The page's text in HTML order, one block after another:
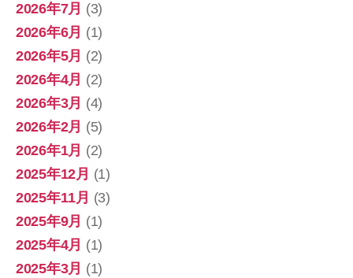
2026年7月 (3)
2026年6月 (1)
2026年5月 (2)
2026年4月 (2)
2026年3月 (4)
2026年2月 (5)
2026年1月 (2)
2025年12月 (1)
2025年11月 (3)
2025年9月 (1)
2025年4月 (1)
2025年3月 (1)